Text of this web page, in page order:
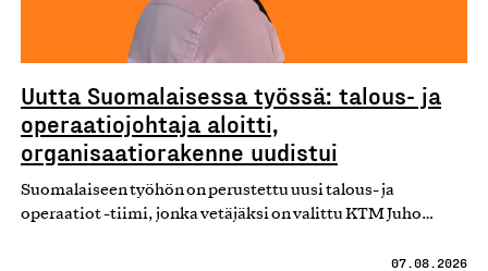
Uutta Suomalaisessa työssä: talous- ja
operaatiojohtaja aloitti,
organisaatiorakenne uudistui
Suomalaiseen työhön on perustettu uusi talous- ja
operaatiot -tiimi, jonka vetäjäksi on valittu KTM Juho…
07.08.2026